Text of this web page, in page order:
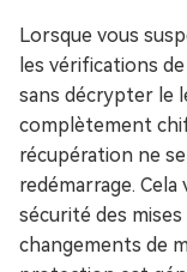
Lorsque vous
les vérifications
sans décrypter le
complètement
récupération ne
redémarrage.
sécurité des
changements de